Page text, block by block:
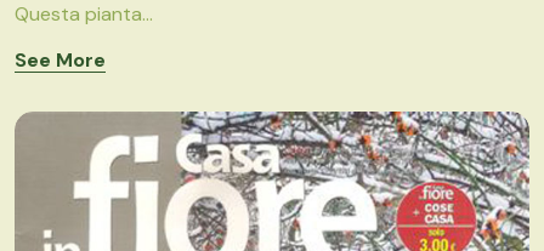
Questa pianta...
See More